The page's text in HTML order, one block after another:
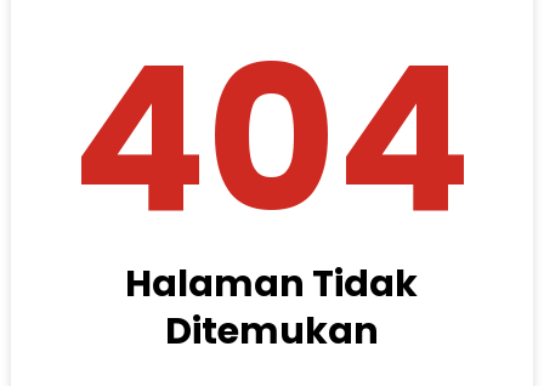
404
Halaman Tidak
Ditemukan